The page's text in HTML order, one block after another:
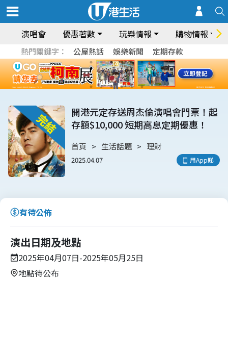
演唱會 優惠著數 玩樂情報 購物情報
熱門關鍵字： 公屋熱話 娛樂新聞 定期存款
開港元定存送周杰倫演唱會門票！起
存額$10,000 短期高息定期優惠！
首頁 生活話題 理財
2025.04.07 用App睇
有待公佈
演出日期及地點
2025年04月07日-2025年05月25日
地點待公布